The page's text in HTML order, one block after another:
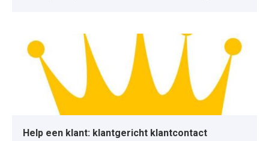
Help een klant: klantgericht klantcontact